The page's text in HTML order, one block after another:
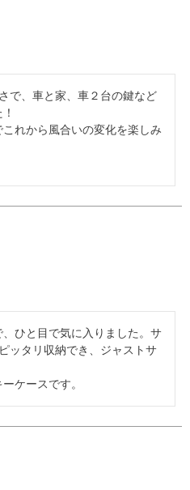
で、車と家、車２台の鍵など
れから風合いの変化を楽しみ
ひと目で気に入りました。サ
ッタリ収納でき、ジャストサ
ケースです。